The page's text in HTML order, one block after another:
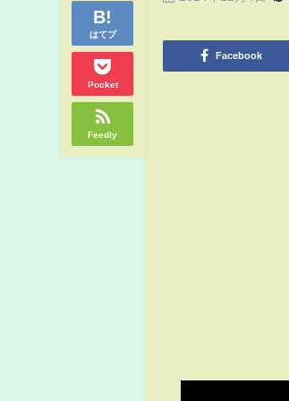
はてブ
Pocket
Feedly
Facebook